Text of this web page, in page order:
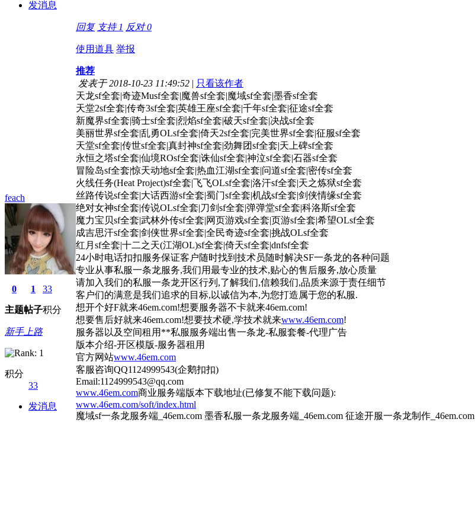
发消息
回复 支持 1 反对0
使用道具 举报
feach
0
主题
1
帖子
33
积分
新手上路
积分
33
发消息
推荐
发表于 2018-10-23 11:49:52 | 只看该作者
天龙sf全套|奇迹Musf全套|魔兽sf全套|魔域sf全套|墨香sf全套
天堂2sf全套|传奇3sf全套|英雄王座sf全套|千年sf全套|征途sf全套
新魔界sf全套|骑士sf全套|烈焰sf全套|破天sf全套|决战sf全套
美丽世界sf全套|乱勇OLsf全套|倚天2sf全套|完美世界sf全套|征服sf全套
天堂sf全套|传世sf全套|真封神sf全套|劲舞团sf全套|天上碑sf全套
永恒之塔sf全套|仙境ROsf全套|诛仙sf全套|神泣sf全套|石器sf全套
冒险岛sf全套|惊天动地sf全套|热血江湖sf全套|问道sf全套|密传sf全套
火线任务(Heat Project)sf全套|飞飞OLsf全套|洛汗sf全套|天之炼狱sf全套
丝路传说sf全套|大话西游sf全套|蜀门sf全套|机战sf全套|剑侠情缘sf全套
绝对女神sf全套|传说OLsf全套|刀剑sf全套|弹弹堂sf全套|科洛斯sf全套
魔力宝贝sf全套|武林外传sf全套|网页游戏sf全套|页游sf全套|希望OLsf全套
成吉思汗sf全套|剑侠世界sf全套|全民奇迹sf全套|挑战OLsf全套
红月sf全套|十二之天(江湖OL)sf全套|倚天sf全套|dnfsf全套
24小时电话扣扣服务保证客户随时找到技术员随时解决SF一条龙的各种问题
专业从事私服一条龙服务,我们用最专业的技术,贴心的售后服务,放心质量
请加入我们的私服一条龙开区行列,了解我们,信赖我们,品质来源于责任细节
客户们的满意是我们追求的目标,以诚信为本,为您打造属于您的私服.
想开个好F就来46em.com!想要服务器不卡就来46em.com!
想要售后好就来46em.com!想要技术硬,学技术就来www.46em.com!
服务器以及空间租用**私服服务端出售一条龙-私服套餐-代理广告
版本介绍-开区模版-服务器租用
官方网站www.46em.com
客服咨询QQ1124999543(企鹅扣扣)
Email:1124999543@qq.com
www.46em.com商业服务端版本下载地址(已修复不能下载问题):
www.46em.com/soft/index.html
魔域sf一条龙服务端_46em.com 墨香私服一条龙服务端_46em.com 征途开服一条龙制作_46em.com